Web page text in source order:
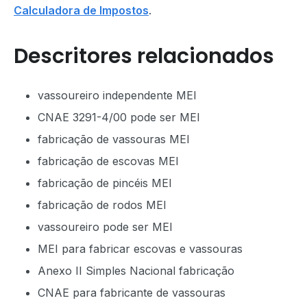
Calculadora de Impostos.
Descritores relacionados
vassoureiro independente MEI
CNAE 3291-4/00 pode ser MEI
fabricação de vassouras MEI
fabricação de escovas MEI
fabricação de pincéis MEI
fabricação de rodos MEI
vassoureiro pode ser MEI
MEI para fabricar escovas e vassouras
Anexo II Simples Nacional fabricação
CNAE para fabricante de vassouras